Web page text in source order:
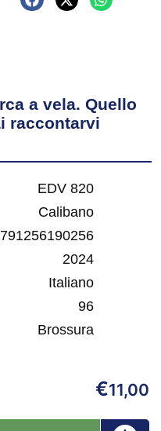
a vela. Quello
raccontarvi
EDV 820
Calibano
2024
Italiano
96
Brossura
€11,00